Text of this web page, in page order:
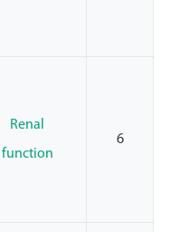
6
Renal
function